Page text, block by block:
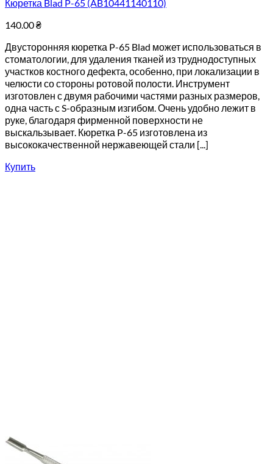
Кюретка Blad P-65 (AB10441140110)
140.00₴
Двусторонняя кюретка P-65 Blad может использоваться в
стоматологии, для удаления тканей из труднодоступных
участков костного дефекта, особенно, при локализации в
челюсти со стороны ротовой полости. Инструмент
изготовлен с двумя рабочими частями разных размеров,
одна часть с S-образным изгибом. Очень удобно лежит в
руке, благодаря фирменной поверхности не
выскальзывает. Кюретка P-65 изготовлена из
высококачественной нержавеющей стали [...]
Купить